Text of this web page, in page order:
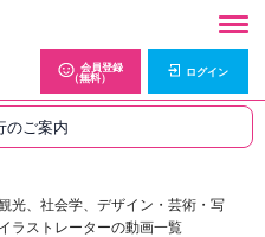
会員登録
（無料）
ログイン
のご案内
光、社会学、デザイン・芸術・写
ラストレーターの動画一覧